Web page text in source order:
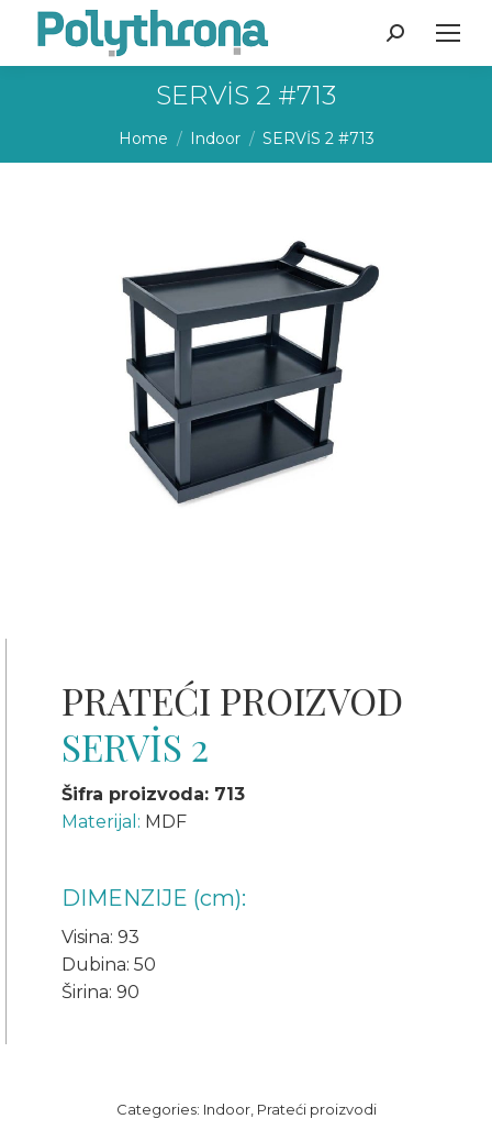
Search:
SERVİS 2 #713
You are here:
Home Indoor SERVİS 2 #713
PRATEĆI PROIZVOD
SERVİS 2
Šifra proizvoda: 713
Materijal: MDF
DIMENZIJE (cm):
Visina: 93
Dubina: 50
Širina: 90
Categories: Indoor, Prateći proizvodi